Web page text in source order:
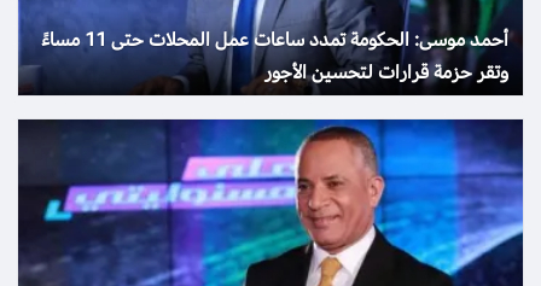
أحمد موسى: الحكومة تمدد ساعات عمل المحلات حتى 11 مساءً
وتقر حزمة قرارات لتحسين الأجور